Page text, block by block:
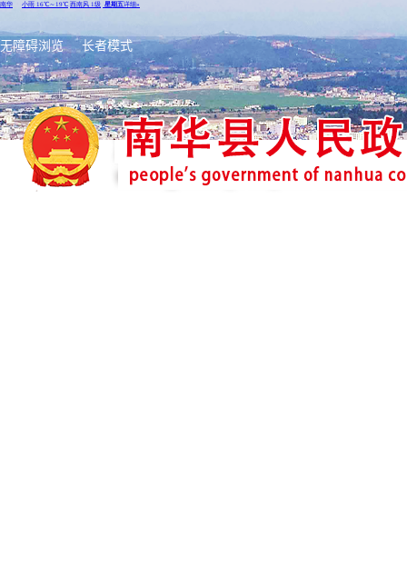
无障碍浏览 长者模式